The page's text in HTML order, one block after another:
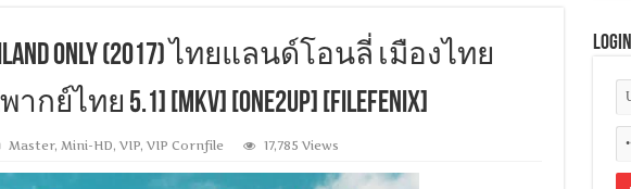
Only (2017) ไทยแลนด์โอนลี่ เมืองไทย
ย์ไทย 5.1] [MKV] [ONE2UP] [Filefenix]
Master, Mini-HD, VIP, VIP Cornfile 17,785 Views
Login